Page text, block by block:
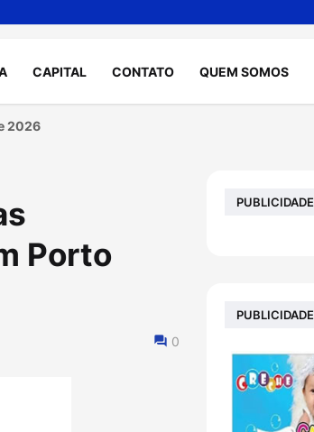
CAPITAL CONTATO QUEM SOMOS
2026
Porto
0
PUBLICIDADE
PUBLICIDADE